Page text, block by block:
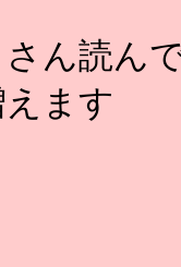
ん読ん
ます